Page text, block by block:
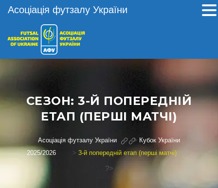
СЕЗОН:3-Й ПОПЕРЕДНІЙ
ЕТАП (ПЕРШІ МАТЧІ)
Асоціація футзалу України > Кубок України
2025/2026
> 3-й попередній етап (перші матчі)
?>
Асоціація футзалу України